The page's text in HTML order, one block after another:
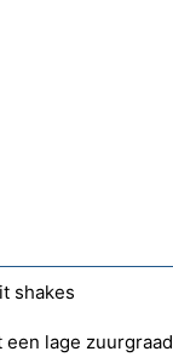
shakes
lage zuurgraad